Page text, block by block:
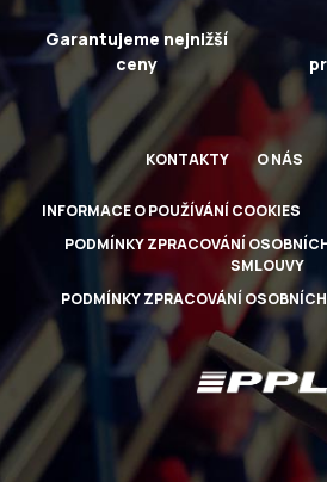
Garantujeme nejnižší
ceny
KONTAKTY O NÁS
INFORMACE O POUŽÍVÁNÍ COOKIES
PODMÍNKY ZPRACOVÁNÍ
SMLOUVY
PODMÍNKY ZPRACOVÁNÍ